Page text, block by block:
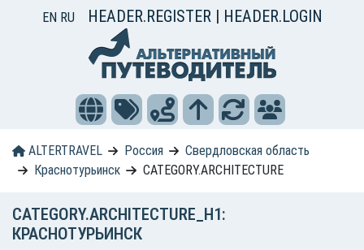
EN RU HEADER.REGISTER | HEADER.LOGIN
ALTERTRAVEL Россия
Свердловская область
Краснотурьинск
CATEGORY.ARCHITECTURE
CATEGORY.ARCHITECTURE_H1:
КРАСНОТУРЬИНСК